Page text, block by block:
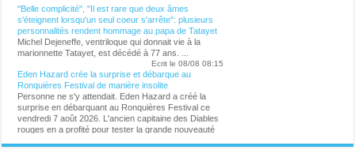
"Belle complicité", "Il est rare que deux âmes
s'éteignent lorsqu'un seul coeur s'arrête": plusieurs
personnalités rendent hommage au papa de Tatayet
Michel Dejeneffe, ventriloque qui donnait vie à la
marionnette Tatayet, est décédé à 77 ans. ...
Ecrit le 08/08 08:15
Eden Hazard crée la surprise et débarque au
Ronquières Festival de manière insolite
Personne ne s'y attendait. Eden Hazard a créé la
surprise en débarquant au Ronquières Festival ce
vendredi 7 août 2026. L'ancien capitaine des Diables
rouges en a profité pour tester la grande nouveauté
géante installée au sommet du Plan incliné. ...